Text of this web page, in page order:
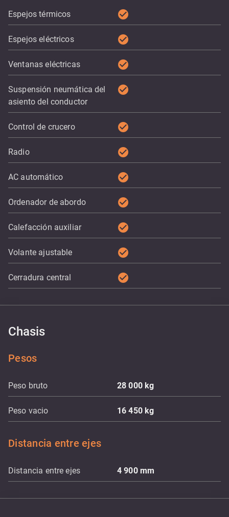
Espejos térmicos check_circle
Espejos eléctricos check_circle
Ventanas eléctricas check_circle
Suspensión neumática del
asiento del conductor
check_circle
Control de crucero check_circle
Radio check_circle
AC automático check_circle
Ordenador de abordo check_circle
Calefacción auxiliar check_circle
Volante ajustable check_circle
Cerradura central check_circle
Chasis
Pesos
Peso bruto 28 000kg
Peso vacio 16 450kg
Distancia entre ejes
Distancia entre ejes 4 900 mm